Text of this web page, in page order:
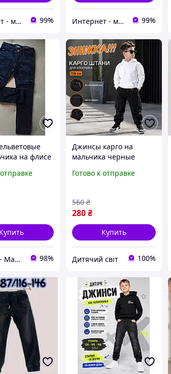
Интернет - магазин "Dendy" 99% Интернет - магазин "Dendy" 99%
на флисе
Купить
МОДНО - Магазин детской и женской одежды и обуви 98%
Джинсы карго на
мальчика черные
регулируемым поясом
джинсовые детские
осень весна для садика
Готово к отправке
280 ₴
560 ₴
Купить
Дитячий світ 100%